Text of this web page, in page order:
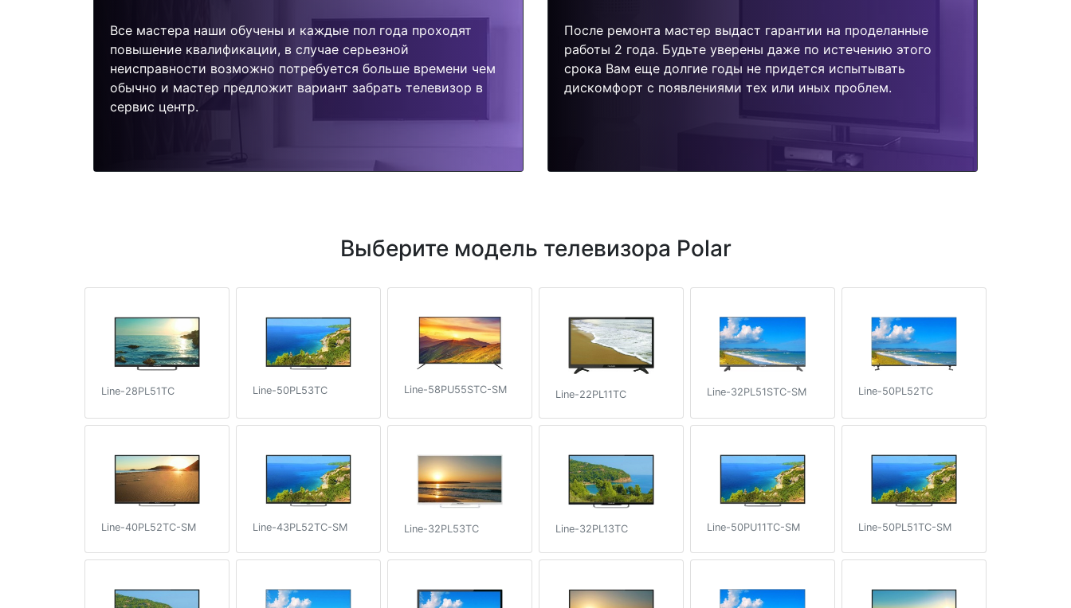
Все мастера наши обучены и каждые пол года проходят
повышение квалификации, в случае серьезной
неисправности возможно потребуется больше времени чем
обычно и мастер предложит вариант забрать телевизор в
сервис центр.
После ремонта мастер выдаст гарантии на проделанные
работы 2 года. Будьте уверены даже по истечению этого
срока Вам еще долгие годы не придется испытывать
дискомфорт с появлениями тех или иных проблем.
Выберите модель телевизора Polar
Line-28PL51TC Line-50PL53TC Line-58PU55STC-SM Line-22PL11TC Line-32PL51STC-SM Line-50PL52TC
Line-40PL52TC-SM Line-43PL52TC-SM Line-32PL53TC Line-32PL13TC Line-50PU11TC-SM Line-50PL51TC-SM